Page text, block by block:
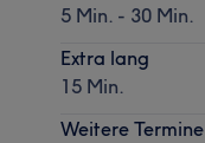
5 Min. - 30 Min.
Extra lang
15 Min.
Weitere